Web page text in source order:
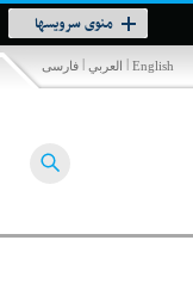
منوی سرویسها
Toggle
navigation
فارسی | العربي | English